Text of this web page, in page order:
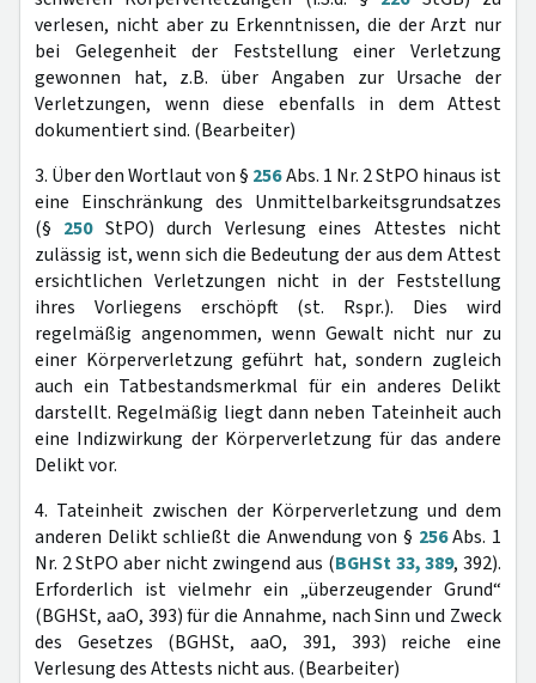
verlesen, nicht aber zu Erkenntnissen, die der Arzt nur
bei Gelegenheit der Feststellung einer Verletzung
gewonnen hat, z.B. über Angaben zur Ursache der
Verletzungen, wenn diese ebenfalls in dem Attest
dokumentiert sind. (Bearbeiter)
3. Über den Wortlaut von § 256Abs. 1 Nr. 2 StPO hinaus ist
eine Einschränkung des Unmittelbarkeitsgrundsatzes
(§ 250StPO) durch Verlesung eines Attestes nicht
zulässig ist, wenn sich die Bedeutung der aus dem Attest
ersichtlichen Verletzungen nicht in der Feststellung
ihres Vorliegens erschöpft (st. Rspr.). Dies wird
regelmäßig angenommen, wenn Gewalt nicht nur zu
einer Körperverletzung geführt hat, sondern zugleich
auch ein Tatbestandsmerkmal für ein anderes Delikt
darstellt. Regelmäßig liegt dann neben Tateinheit auch
eine Indizwirkung der Körperverletzung für das andere
Delikt vor.
4. Tateinheit zwischen der Körperverletzung und dem
anderen Delikt schließt die Anwendung von § 256Abs. 1
Nr. 2 StPO aber nicht zwingend aus (BGHSt 33, 389, 392).
Erforderlich ist vielmehr ein „überzeugender Grund“
(BGHSt, aaO, 393) für die Annahme, nach Sinn und Zweck
des Gesetzes (BGHSt, aaO, 391, 393) reiche eine
Verlesung des Attests nicht aus. (Bearbeiter)